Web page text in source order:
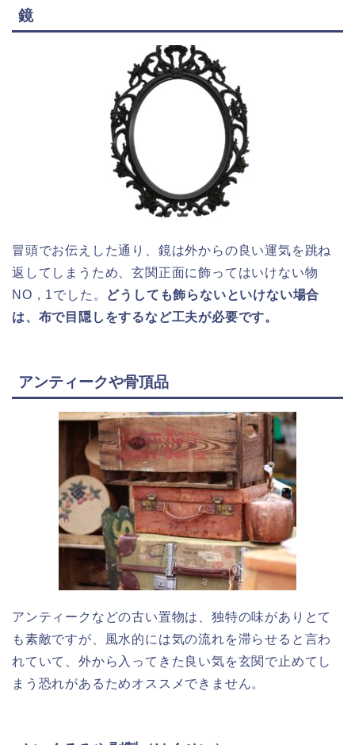
鏡
冒頭でお伝えした通り、鏡は外からの良い運気を跳ね
返してしまうため、玄関正面に飾ってはいけない物
NO，1でした。 どうしても飾らないといけない場合
は、布で目隠しをするなど工夫が必要です。
アンティークや骨頂品
アンティークなどの古い置物は、独特の味がありとて
も素敵ですが、風水的には気の流れを滞らせると言わ
れていて、外から入ってきた良い気を玄関で止めてし
まう恐れがあるためオススメできません。